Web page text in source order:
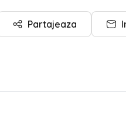
Partajeaza